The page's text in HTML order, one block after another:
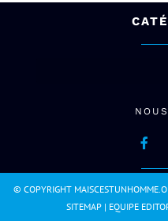
© COPYRIGHT
SITEMAP | EQUIPE